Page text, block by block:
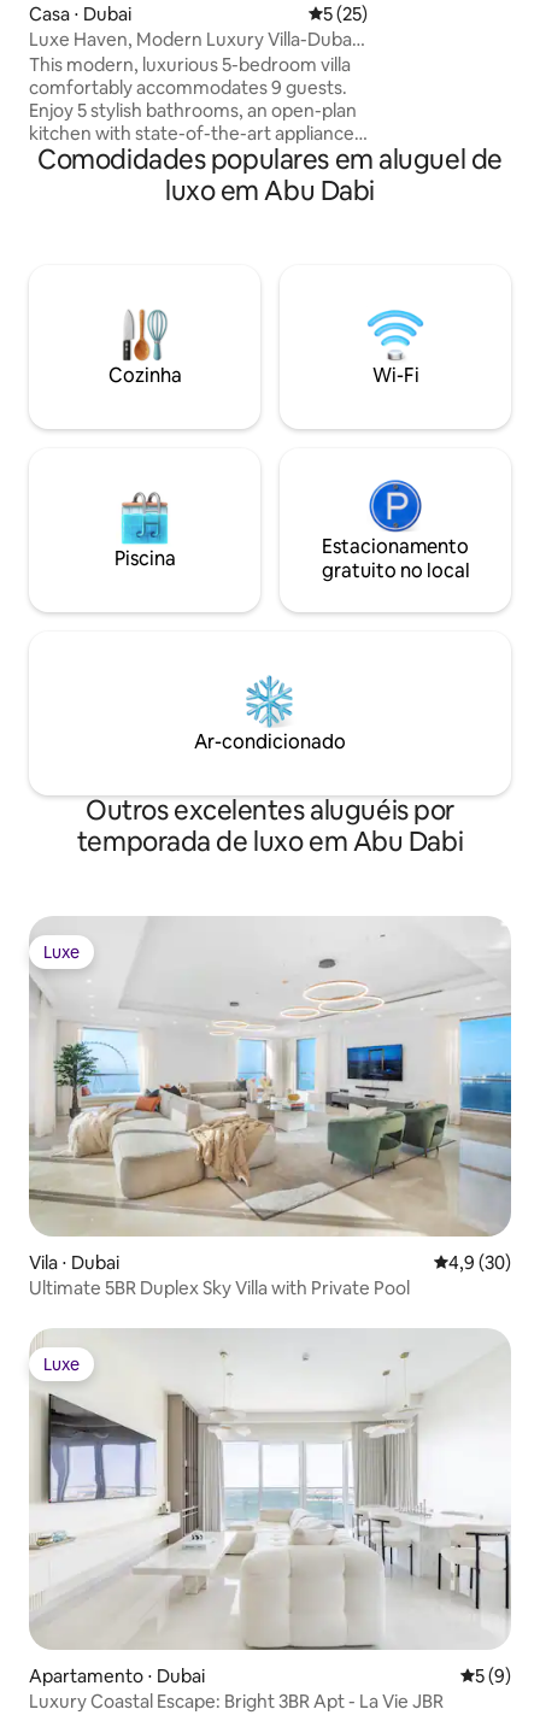
Casa ⋅ Dubai 5 de uma avaliação média
5 (25)
Luxe Haven, Modern Luxury Villa-Dubai
Hills Estate
This modern, luxurious 5-bedroom villa
comfortably accommodates 9 guests.
Enjoy 5 stylish bathrooms, an open-plan
kitchen with state-of-the-art appliances,
& spacious living/dining areas. Relax in
the outdoor kitchen with a built-in BBQ,
comfy sofa, & freshwater pool. Located
home, with every detail designed for
your comfort & privacy!
Comodidades populares em aluguel de
luxo em Abu Dabi
Cozinha Wi-Fi
Piscina
Estacionamento
gratuito no local
Ar-condicionado
Outros excelentes aluguéis por
temporada de luxo em Abu Dabi
Luxe
Luxe
Vila ⋅ Dubai 4,9 de uma
4,9 (30)
Ultimate 5BR Duplex Sky Villa with Private Pool
Luxe
Luxe
Apartamento ⋅ Dubai 5 de
5 (9)
Luxury Coastal Escape: Bright 3BR Apt - La Vie JBR